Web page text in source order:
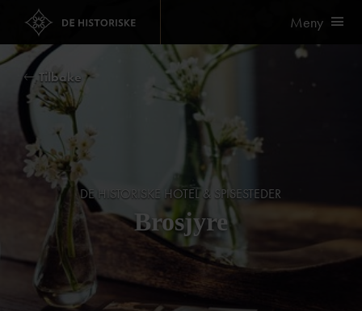
Meny
Tilbake
DE HISTORISKE HOTEL & SPISESTEDER
Brosjyre